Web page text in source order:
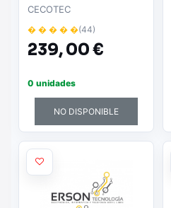
IMPULSE - 4
FUNCIONES BARRE /
ASPIRA / MOPA / FRIEGA
- SUCCIÓN 1400PA -
INTELIGENTE - APP
CONTROL
CECOTEC
� � � � �(44)
239,00 €
0 unidades
NO DISPONIBLE